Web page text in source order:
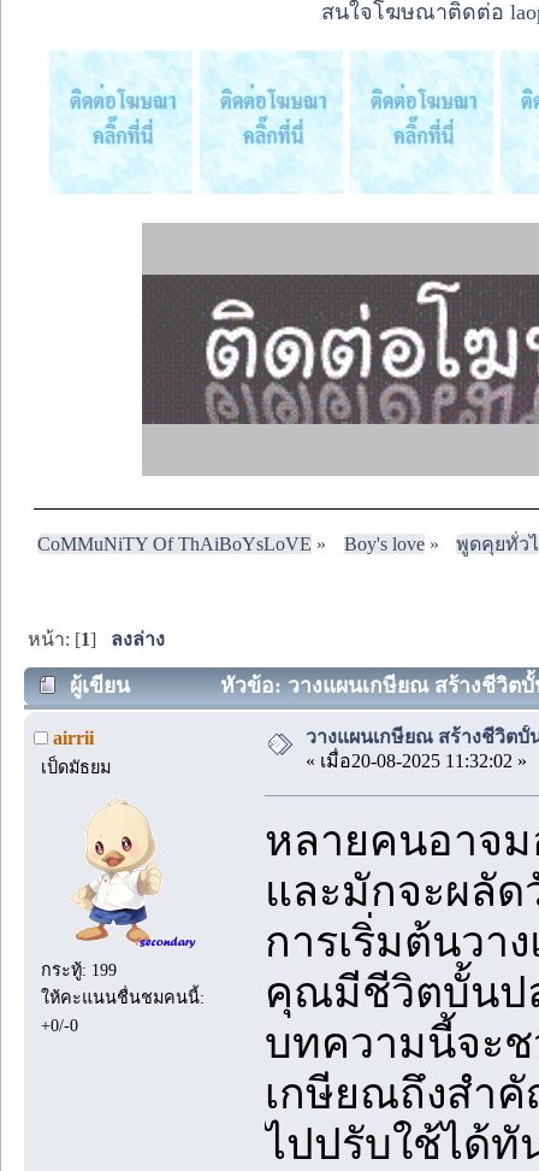
สนใจโฆษณาติดต่อ
CoMMuNiTY Of ThAiBoYsLoVE » Boy's love» พูดคุยทั่ว
หน้า: [1] ลงล่าง
ผู้เขียน หัวข้อ: วางแผนเกษียณ สร้างชีวิต
airrii
เป็ดมัธยม
กระทู้: 199
ให้คะแนนชื่นชมคนนี้:
+0/-0
วางแผนเกษียณ สร้างชีวิต
« เมื่อ20-08-2025 11:32:02 »
หลายคนอาจม
และมักจะผลัด
การเริ่มต้นวา
คุณมีชีวิตบั้นป
บทความนี้จะ
เกษียณถึงสำ
ไปปรับใช้ได้ทั